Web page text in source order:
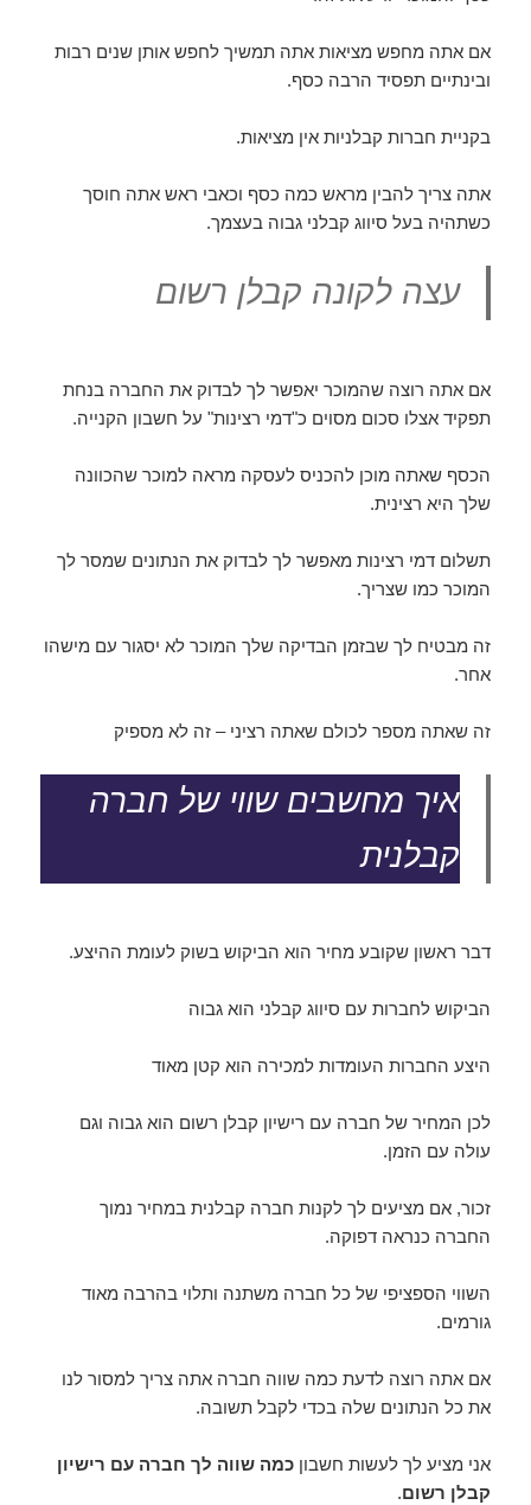
אם אתה מחפש מציאות אתה תמשיך לחפש אותן שנים רבות
ובינתיים תפסיד הרבה כסף.
בקניית חברות קבלניות אין מציאות.
אתה צריך להבין מראש כמה כסף וכאבי ראש אתה חוסך
כשתהיה בעל סיווג קבלני גבוה בעצמך.
עצה לקונה קבלן רשום
אם אתה רוצה שהמוכר יאפשר לך לבדוק את החברה בנחת
תפקיד אצלו סכום מסוים כ"דמי רצינות" על חשבון הקנייה.
הכסף שאתה מוכן להכניס לעסקה מראה למוכר שהכוונה
שלך היא רצינית.
תשלום דמי רצינות מאפשר לך לבדוק את הנתונים שמסר לך
המוכר כמו שצריך.
זה מבטיח לך שבזמן הבדיקה שלך המוכר לא יסגור עם מישהו
אחר.
זה שאתה מספר לכולם שאתה רציני – זה לא מספיק
איך מחשבים שווי של חברה
קבלנית
דבר ראשון שקובע מחיר הוא הביקוש בשוק לעומת ההיצע.
הביקוש לחברות עם סיווג קבלני הוא גבוה
היצע החברות העומדות למכירה הוא קטן מאוד
לכן המחיר של חברה עם רישיון קבלן רשום הוא גבוה וגם
עולה עם הזמן.
זכור, אם מציעים לך לקנות חברה קבלנית במחיר נמוך
החברה כנראה דפוקה.
השווי הספציפי של כל חברה משתנה ותלוי בהרבה מאוד
גורמים.
אם אתה רוצה לדעת כמה שווה חברה אתה צריך למסור לנו
את כל הנתונים שלה בכדי לקבל תשובה.
אני מציע לך לעשות חשבוןכמה שווה לך חברה עם רישיון
קבלן רשום.